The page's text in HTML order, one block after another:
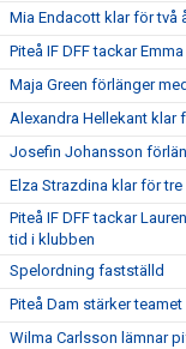
Mia Endacott klar för två
Piteå IF DFF tackar
Maja Green förlänger
Alexandra Hellekant klar
Josefin Johansson
Elza Strazdina klar för tre
Piteå IF DFF tackar
tid i klubben
Spelordning fastställd
Piteå Dam stärker
Wilma Carlsson lämnar